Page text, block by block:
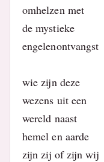
omhelzen met
de mystieke
engelenontvangst
wie zijn deze
wezens uit een
wereld naast
hemel en aarde
zijn zij of zijn wij